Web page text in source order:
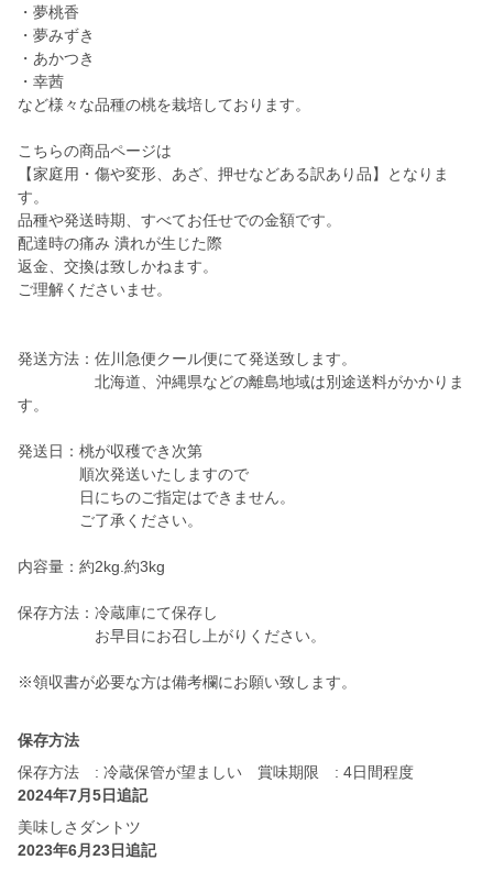
・夢桃香
・夢みずき
・あかつき
・幸茜
など様々な品種の桃を栽培しております。
こちらの商品ページは
【家庭用・傷や変形、あざ、押せなどある訳あり品】となりま
す。
品種や発送時期、すべてお任せでの金額です。
配達時の痛み 潰れが生じた際
返金、交換は致しかねます。
ご理解くださいませ。
発送方法：佐川急便クール便にて発送致します。
北海道、沖縄県などの離島地域は別途送料がかかりま
す。
発送日：桃が収穫でき次第
順次発送いたしますので
日にちのご指定はできません。
ご了承ください。
内容量：約2kg.約3kg
保存方法：冷蔵庫にて保存し
お早目にお召し上がりください。
※領収書が必要な方は備考欄にお願い致します。
保存方法
保存方法 : 冷蔵保管が望ましい 賞味期限 : 4日間程度
2024年7月5日追記
美味しさダントツ
2023年6月23日追記